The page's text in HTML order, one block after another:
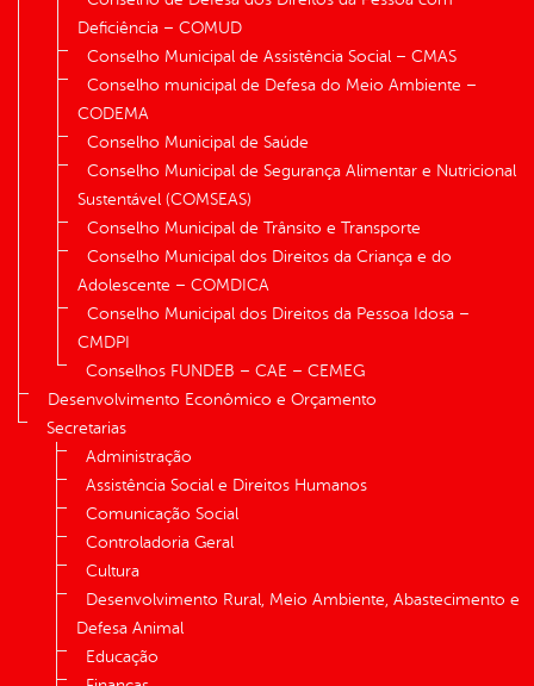
Deficiência – COMUD
Conselho Municipal de Assistência Social – CMAS
Conselho municipal de Defesa do Meio Ambiente –
CODEMA
Conselho Municipal de Saúde
Conselho Municipal de Segurança Alimentar e Nutricional
Sustentável (COMSEAS)
Conselho Municipal de Trânsito e Transporte
Conselho Municipal dos Direitos da Criança e do
Adolescente – COMDICA
Conselho Municipal dos Direitos da Pessoa Idosa –
CMDPI
Conselhos FUNDEB – CAE – CEMEG
Desenvolvimento Econômico e Orçamento
Secretarias
Administração
Assistência Social e Direitos Humanos
Comunicação Social
Controladoria Geral
Cultura
Desenvolvimento Rural, Meio Ambiente, Abastecimento e
Defesa Animal
Educação